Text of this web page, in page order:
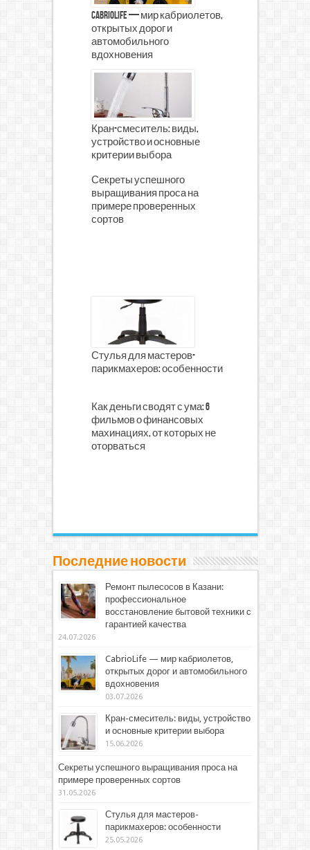
CabrioLife — мир кабриолетов,
открытых дорог и
автомобильного
вдохновения
Кран-смеситель: виды,
устройство и основные
критерии выбора
Секреты успешного
выращивания проса на
примере проверенных
сортов
Стулья для мастеров-
парикмахеров: особенности
Как деньги сводят с ума: 6
фильмов о финансовых
махинациях, от которых не
оторваться
Последние новости
Ремонт пылесосов в Казани:
профессиональное
восстановление бытовой техники с
гарантией качества
24.07.2026
CabrioLife — мир кабриолетов,
открытых дорог и автомобильного
вдохновения
03.07.2026
Кран-смеситель: виды, устройство
и основные критерии выбора
15.06.2026
Секреты успешного выращивания проса на
примере проверенных сортов
31.05.2026
Стулья для мастеров-
парикмахеров: особенности
25.05.2026